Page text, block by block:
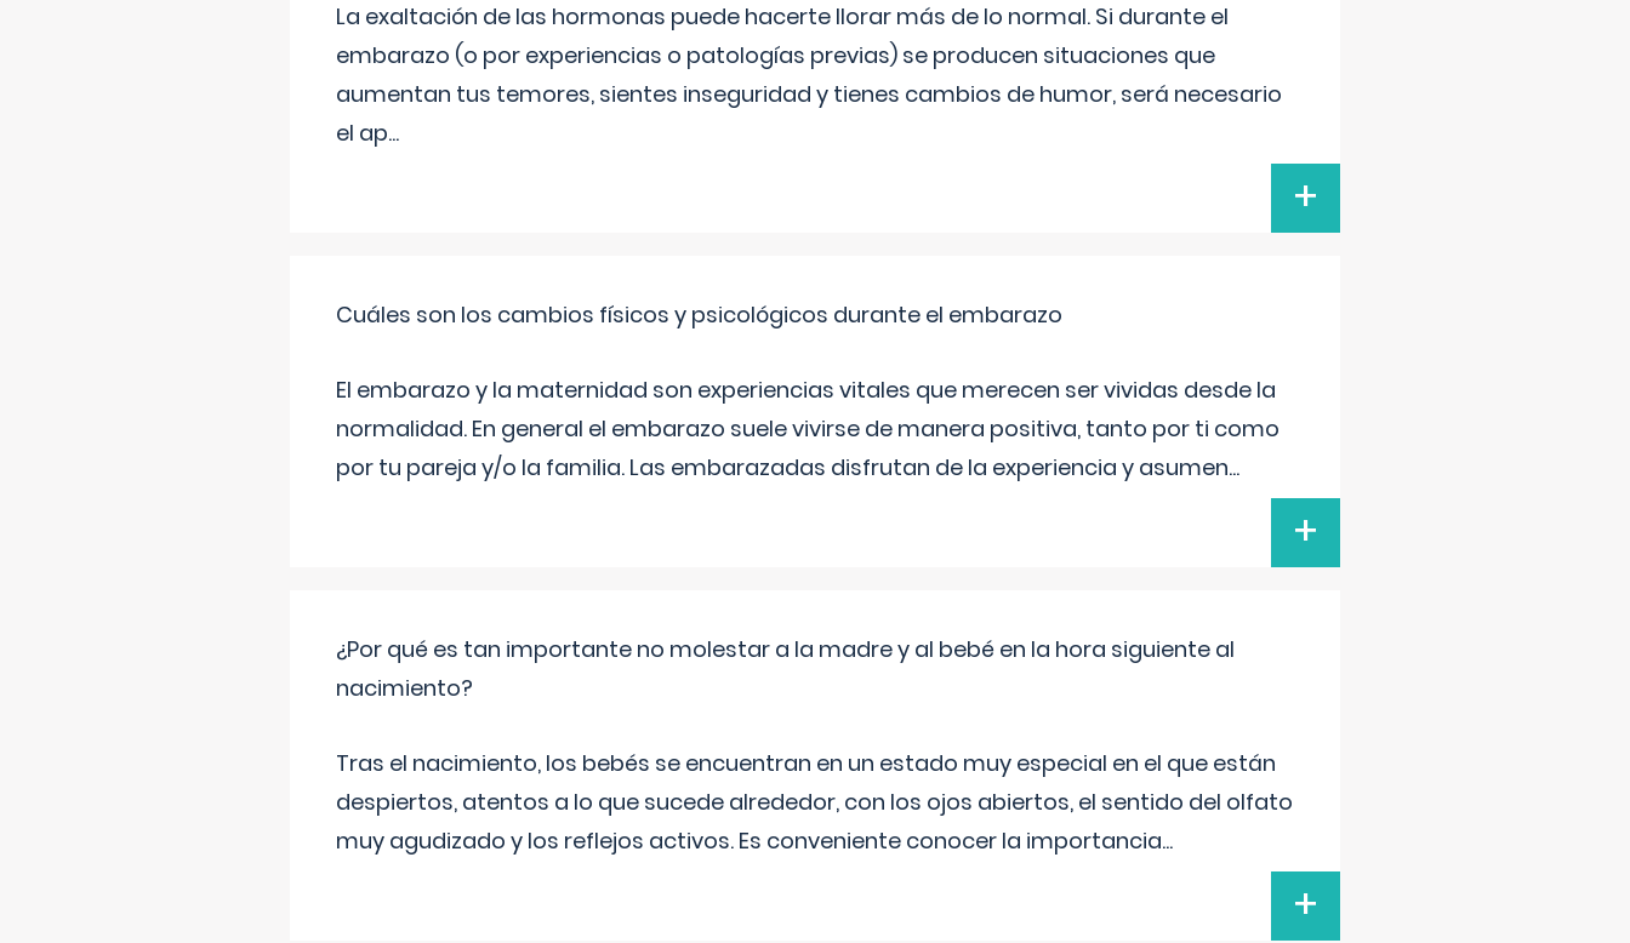
La exaltación de las hormonas puede hacerte llorar más de lo normal. Si durante el
embarazo (o por experiencias o patologías previas) se producen situaciones que
aumentan tus temores, sientes inseguridad y tienes cambios de humor, será necesario
el ap...
+
Cuáles son los cambios físicos y psicológicos durante el embarazo
El embarazo y la maternidad son experiencias vitales que merecen ser vividas desde la
normalidad. En general el embarazo suele vivirse de manera positiva, tanto por ti como
por tu pareja y/o la familia. Las embarazadas disfrutan de la experiencia y asumen...
+
¿Por qué es tan importante no molestar a la madre y al bebé en la hora siguiente al
nacimiento?
Tras el nacimiento, los bebés se encuentran en un estado muy especial en el que están
despiertos, atentos a lo que sucede alrededor, con los ojos abiertos, el sentido del olfato
muy agudizado y los reflejos activos. Es conveniente conocer la importancia...
+